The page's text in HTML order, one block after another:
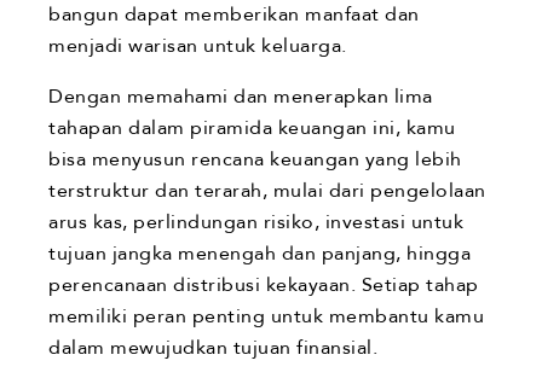
bangun dapat memberikan manfaat dan
menjadi warisan untuk keluarga.
Dengan memahami dan menerapkan lima
tahapan dalam piramida keuangan ini, kamu
bisa menyusun rencana keuangan yang lebih
terstruktur dan terarah, mulai dari pengelolaan
arus kas, perlindungan risiko, investasi untuk
tujuan jangka menengah dan panjang, hingga
perencanaan distribusi kekayaan. Setiap tahap
memiliki peran penting untuk membantu kamu
dalam mewujudkan tujuan finansial.